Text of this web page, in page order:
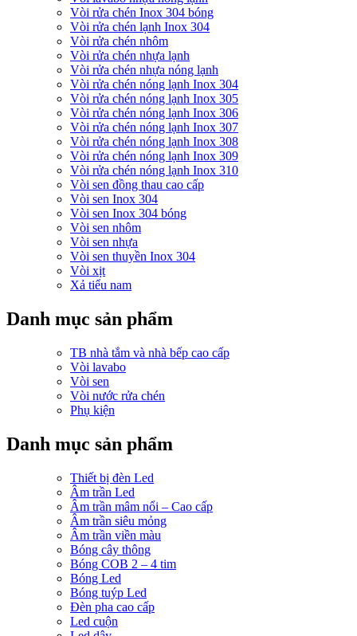
Vòi rửa chén Inox 304 bóng
Vòi rửa chén lạnh Inox 304
Vòi rửa chén nhôm
Vòi rửa chén nhựa lạnh
Vòi rửa chén nhựa nóng lạnh
Vòi rửa chén nóng lạnh Inox 304
Vòi rửa chén nóng lạnh Inox 305
Vòi rửa chén nóng lạnh Inox 306
Vòi rửa chén nóng lạnh Inox 307
Vòi rửa chén nóng lạnh Inox 308
Vòi rửa chén nóng lạnh Inox 309
Vòi rửa chén nóng lạnh Inox 310
Vòi sen đồng thau cao cấp
Vòi sen Inox 304
Vòi sen Inox 304 bóng
Vòi sen nhôm
Vòi sen nhựa
Vòi sen thuyền Inox 304
Vòi xịt
Xả tiểu nam
Danh mục sản phẩm
TB nhà tắm và nhà bếp cao cấp
Vòi lavabo
Vòi sen
Vòi nước rửa chén
Phụ kiện
Danh mục sản phẩm
Thiết bị đèn Led
Âm trần Led
Âm trần mâm nổi – Cao cấp
Âm trần siêu mỏng
Âm trần viền màu
Bóng cây thông
Bóng COB 2 – 4 tim
Bóng Led
Bóng tuýp Led
Đèn pha cao cấp
Led cuộn